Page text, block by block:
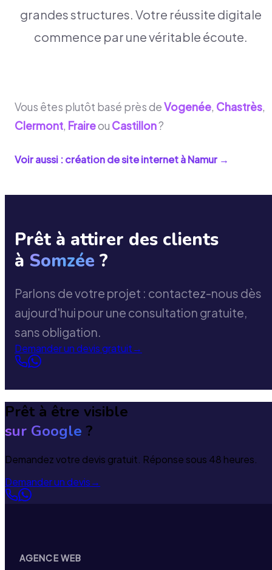
grandes structures. Votre réussite digitale
commence par une véritable écoute.
Vous êtes plutôt basé près deVogenée, Chastrès,
Clermont, Fraireou Castillon?
Voir aussi : création de site internet àNamur →
Prêt à attirer des clients
à Somzée ?
Parlons de votre projet : contactez-nous dès
aujourd'hui pour une consultation gratuite,
sans obligation.
Demander un devis gratuit→
Prêt à être visible
sur Google ?
Demandez votre devis gratuit. Réponse sous 48 heures.
Demander un devis→
AGENCE WEB